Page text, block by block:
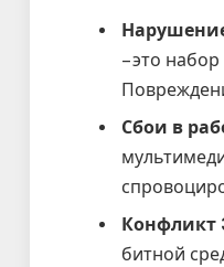
– это
Сбои в
Конфликт
битной